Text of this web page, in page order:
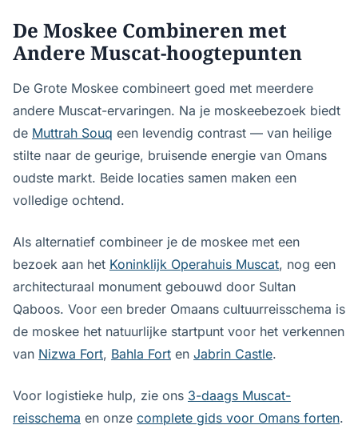
De Moskee Combineren met
Andere Muscat-hoogtepunten
De Grote Moskee combineert goed met meerdere
andere Muscat-ervaringen. Na je moskeebezoek biedt
de Muttrah Souq een levendig contrast — van heilige
stilte naar de geurige, bruisende energie van Omans
oudste markt. Beide locaties samen maken een
volledige ochtend.
Als alternatief combineer je de moskee met een
bezoek aan het Koninklijk Operahuis Muscat, nog een
architecturaal monument gebouwd door Sultan
Qaboos. Voor een breder Omaans cultuurreisschema is
de moskee het natuurlijke startpunt voor het verkennen
van Nizwa Fort, Bahla Fort en Jabrin Castle.
Voor logistieke hulp, zie ons 3-daags Muscat-
reisschema en onze complete gids voor Omans forten.